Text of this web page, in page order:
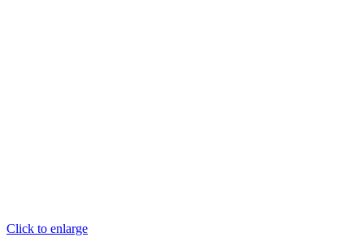
Click to enlarge